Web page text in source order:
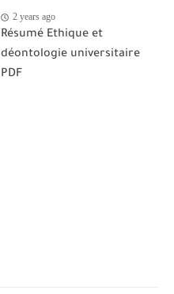
2 years ago
Résumé Ethique et
déontologie universitaire
PDF